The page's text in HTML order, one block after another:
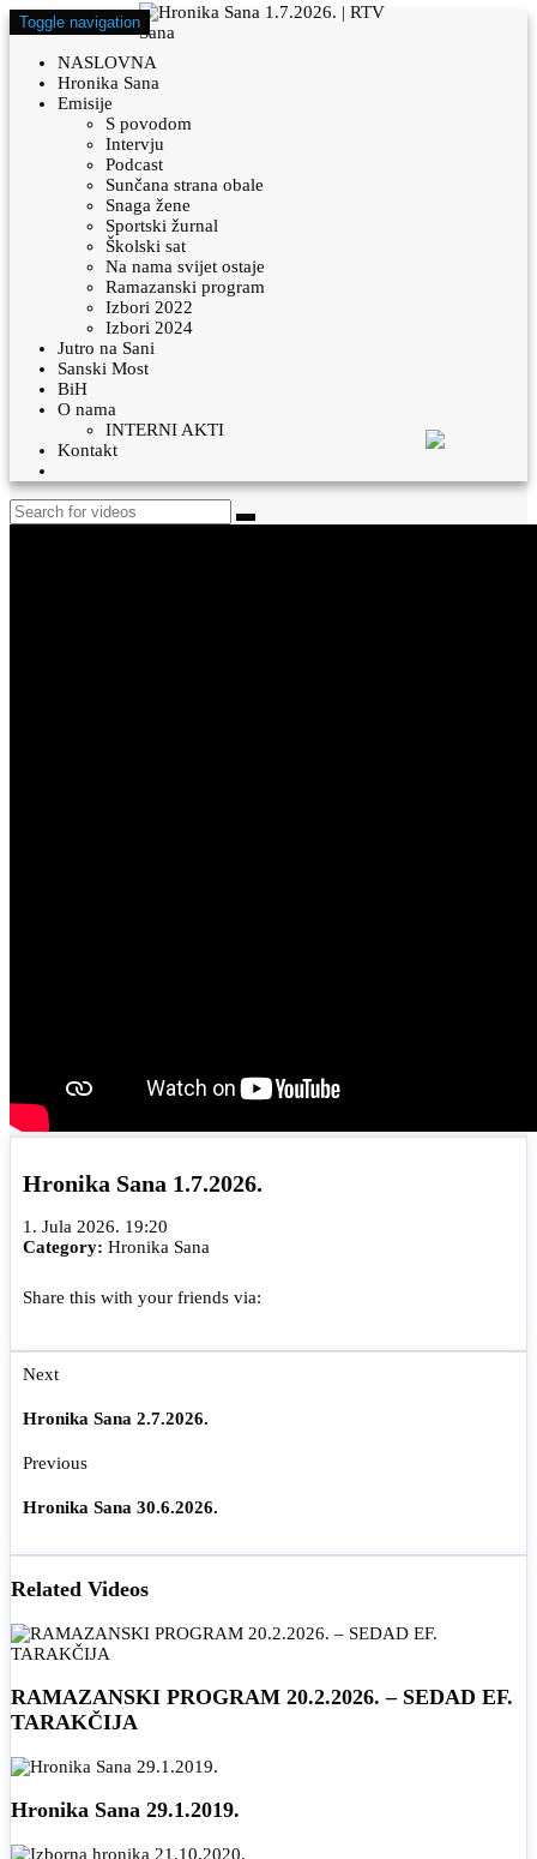
Toggle navigation
NASLOVNA
Hronika Sana
Emisije
S povodom
Intervju
Podcast
Sunčana strana obale
Snaga žene
Sportski žurnal
Školski sat
Na nama svijet ostaje
Ramazanski program
Izbori 2022
Izbori 2024
Jutro na Sani
Sanski Most
BiH
O nama
INTERNI AKTI
Kontakt
Hronika Sana 1.7.2026.
1. Jula 2026. 19:20
Category: Hronika Sana
Share this with your friends via:
Next
Hronika Sana 2.7.2026.
Previous
Hronika Sana 30.6.2026.
Related Videos
RAMAZANSKI PROGRAM 20.2.2026. – SEDAD EF.
TARAKČIJA
Hronika Sana 29.1.2019.